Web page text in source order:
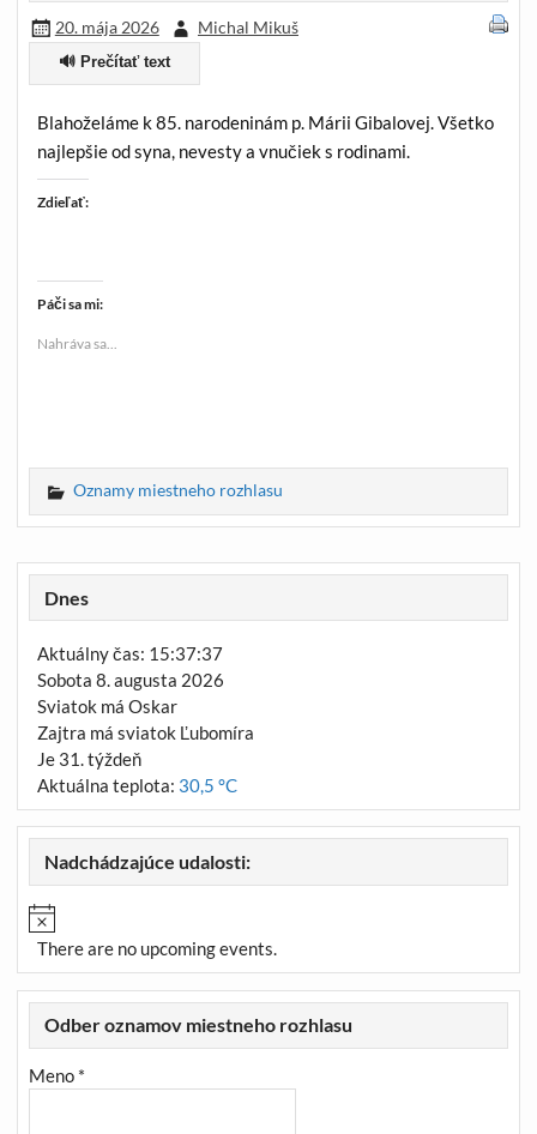
20. mája 2026 Michal Mikuš
🔊 Prečítať text
Blahoželáme k 85. narodeninám p. Márii Gibalovej. Všetko
najlepšie od syna, nevesty a vnučiek s rodinami.
Zdieľať:
Páči sa mi:
Nahráva sa...
Oznamy miestneho rozhlasu
Dnes
Aktuálny čas: 15:37:37
Sobota 8. augusta 2026
Sviatok má Oskar
Zajtra má sviatok Ľubomíra
Je 31. týždeň
Aktuálna teplota: 30,5 °C
Nadchádzajúce udalosti:
There are no upcoming events.
Odber oznamov miestneho rozhlasu
Meno *